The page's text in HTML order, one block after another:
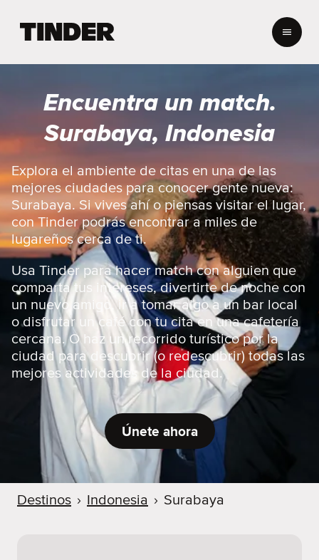
o
e
T
i
n
d
e
r
Encuentra un match.
Surabaya, Indonesia
Explora el ambiente de citas en una de las
mejores ciudades para conocer gente nueva:
Surabaya. Si vives ahí o piensas visitar el lugar,
con Tinder podrás encontrar a miles de
lugareños cerca de ti.
Usa Tinder para hacer match con alguien que
comparta tus intereses, divertirte de noche con
un nuevo amigo, ir a tomar algo a un bar local
o disfrutar un café con tu cita en una cafetería
cercana. O haz un recorrido turístico por la
ciudad para descubrir (o redescubrir) todas las
mejores actividades de la ciudad.
Únete ahora
Destinos › Indonesia › Surabaya